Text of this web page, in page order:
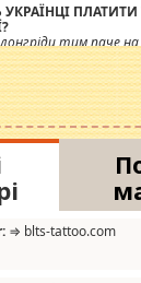
тим паче
Обурюють
ще одна
⇒ blts-tattoo.com